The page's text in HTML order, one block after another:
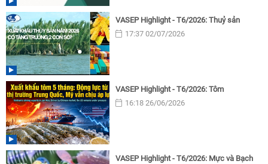
VASEP Highlight - T6/2026: Thuỷ sản
17:37 02/07/2026
VASEP Highlight - T6/2026: Tôm
16:18 26/06/2026
VASEP Highlight - T6/2026: Mực và Bạch